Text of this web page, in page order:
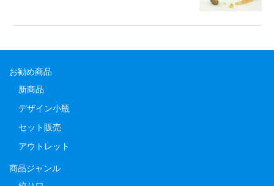
お勧め商品
新商品
デザイン小瓶
セット販売
アウトレット
商品ジャンル